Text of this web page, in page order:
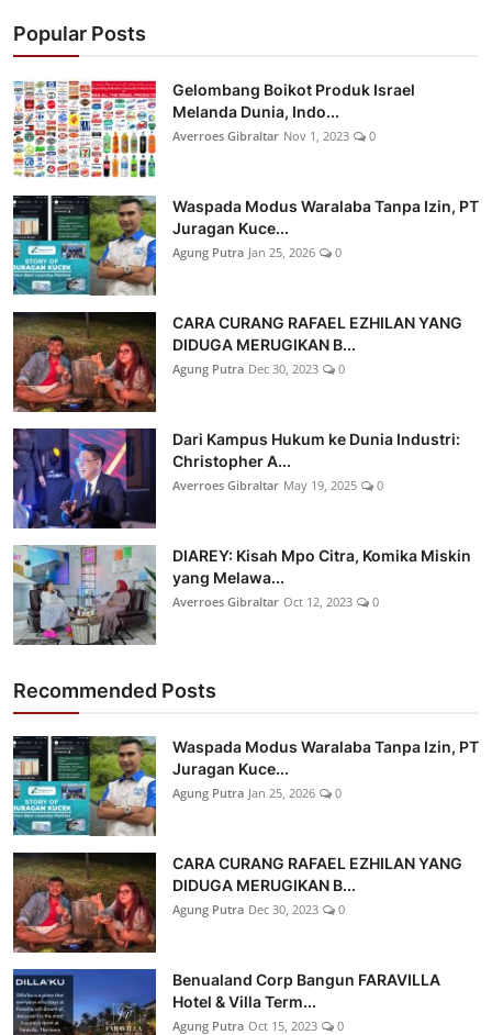
Popular Posts
Gelombang Boikot Produk Israel
Melanda Dunia, Indo...
Averroes Gibraltar Nov 1, 2023 0
Waspada Modus Waralaba Tanpa Izin, PT
Juragan Kuce...
Agung Putra Jan 25, 2026 0
CARA CURANG RAFAEL EZHILAN YANG
DIDUGA MERUGIKAN B...
Agung Putra Dec 30, 2023 0
Dari Kampus Hukum ke Dunia Industri:
Christopher A...
Averroes Gibraltar May 19, 2025 0
DIAREY: Kisah Mpo Citra, Komika Miskin
yang Melawa...
Averroes Gibraltar Oct 12, 2023 0
Recommended Posts
Waspada Modus Waralaba Tanpa Izin, PT
Juragan Kuce...
Agung Putra Jan 25, 2026 0
CARA CURANG RAFAEL EZHILAN YANG
DIDUGA MERUGIKAN B...
Agung Putra Dec 30, 2023 0
Benualand Corp Bangun FARAVILLA
Hotel & Villa Term...
Agung Putra Oct 15, 2023 0